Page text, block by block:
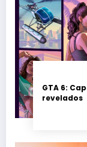
GTA 6:
revelados